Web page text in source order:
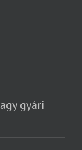
gyári